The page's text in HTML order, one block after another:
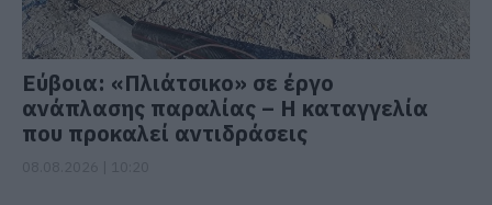
Εύβοια: «Πλιάτσικο» σε έργο
ανάπλασης παραλίας – Η καταγγελία
που προκαλεί αντιδράσεις